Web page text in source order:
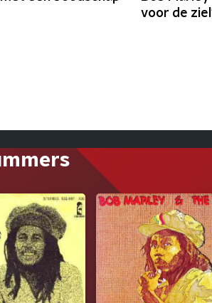
voor de